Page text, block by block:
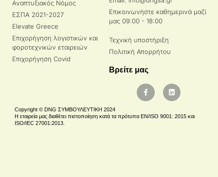
Αναπτυξιακός Νόμος
ΕΣΠΑ 2021-2027
Elevate Greece
Επιχορήγηση λογιστικών και
φοροτεχνικών εταιρειών
Επιχορήγηση Covid
Επικοινωνήστε καθημερινά μαζί
μας 09:00 - 18:00
Τεχνική υποστήριξη
Πολιτική Απορρήτου
Βρείτε μας
Copyright © DNG ΣΥΜΒΟΥΛΕΥΤΙΚΗ 2024
Η εταιρεία μας διαθέτει πιστοποίηση κατά τα πρότυπα EN/ISO 9001: 2015 και
ISO/IEC 27001:2013.